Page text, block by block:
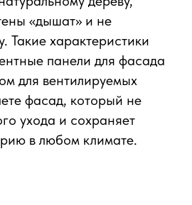
«дышат» и не
Такие характеристики
панели для фасада
для вентилируемых
фасад, который не
ухода и сохраняет
в любом климате.